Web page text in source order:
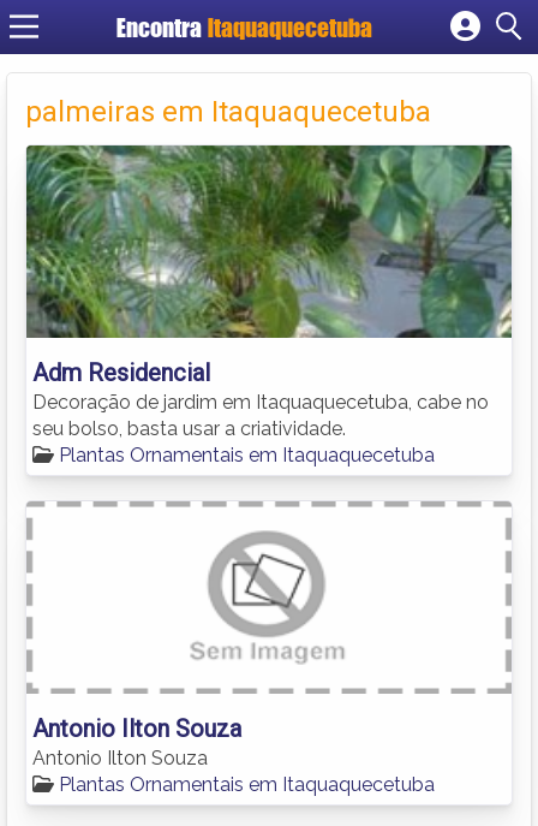
Encontra Itaquaquecetuba
Cadastrar empresa
Criar conta
palmeiras em Itaquaquecetuba
Adm Residencial
Decoração de jardim em Itaquaquecetuba, cabe no
seu bolso, basta usar a criatividade.
Plantas Ornamentais em Itaquaquecetuba
Antonio Ilton Souza
Antonio Ilton Souza
Plantas Ornamentais em Itaquaquecetuba